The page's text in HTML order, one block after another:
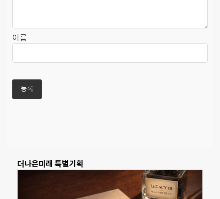
이름
더나은미래 특별기획